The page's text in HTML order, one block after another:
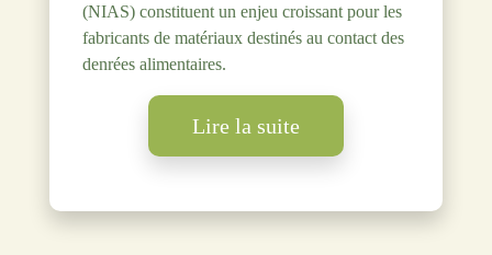
(NIAS) constituent un enjeu croissant pour les
fabricants de matériaux destinés au contact des
denrées alimentaires.
Lire la suite